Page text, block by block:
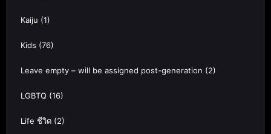
Kaiju (1)
Kids (76)
Leave empty – will be assigned post-generation (2)
LGBTQ (16)
Life ชีวิต (2)